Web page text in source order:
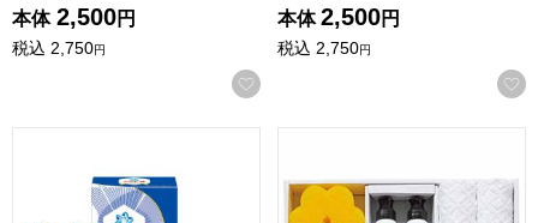
本体 2,500円
税込 2,750円
お気に入りに登録する
本体 2,500円
税込 2,750円